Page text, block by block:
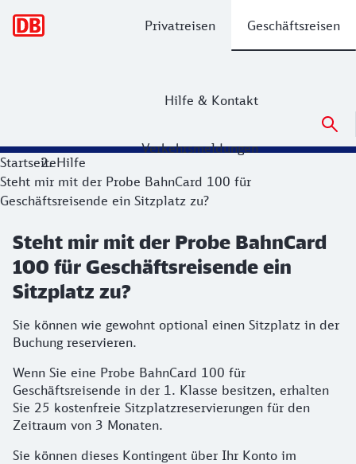
Privatreisen Geschäftsreisen
Hilfe & Kontakt
Verkehrsmeldungen
StartseiteHilfe
Steht mir mit der Probe BahnCard 100 für
Geschäftsreisende ein Sitzplatz zu?
Steht mir mit der Probe BahnCard
100 für Geschäftsreisende ein
Sitzplatz zu?
Sie können wie gewohnt optional einen Sitzplatz in der
Buchung reservieren.
Wenn Sie eine Probe BahnCard 100 für
Geschäftsreisende in der 1. Klasse besitzen, erhalten
Sie 25 kostenfreie Sitzplatzreservierungen für den
Zeitraum von 3 Monaten.
Sie können dieses Kontingent über Ihr Konto im